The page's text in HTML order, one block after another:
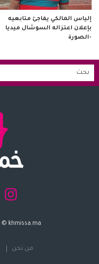
إلياس المالكي يفاجئ متابعيه
بإعلان اعتزاله السوشال ميديا
-الصورة
khmissa.ma © جميع الحقوق محفوظة
من نحن